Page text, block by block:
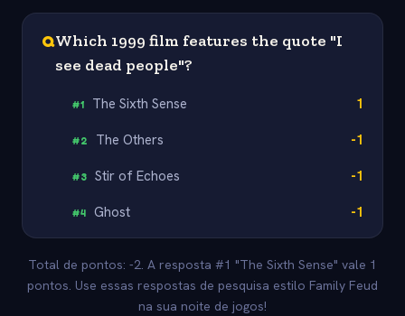
QWhich 1999 film features the quote "I
see dead people"?
#1 The Sixth Sense 1
#2 The Others -1
#3 Stir of Echoes -1
#4 Ghost -1
Total de pontos: -2. A resposta #1 "The Sixth Sense" vale 1
pontos. Use essas respostas de pesquisa estilo Family Feud
na sua noite de jogos!